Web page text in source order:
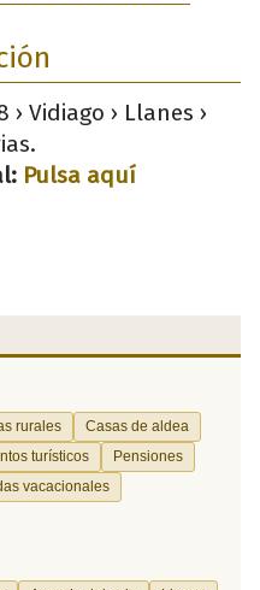
› Vidiago › Llanes ›
Pulsa aquí